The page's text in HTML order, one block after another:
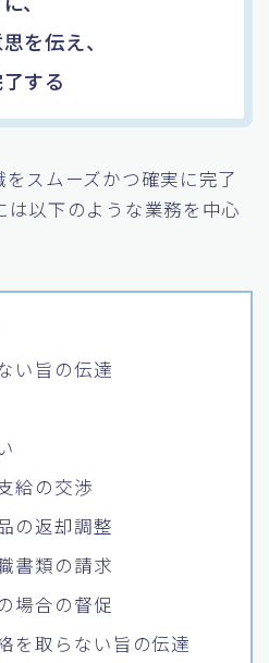
を伝え、
する
スムーズかつ確実に完了
は以下のような業務を中心
い旨の伝達
給の交渉
の返却調整
書類の請求
場合の督促
を取らない旨の伝達